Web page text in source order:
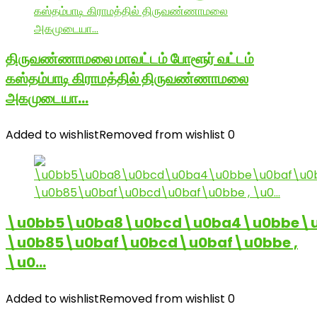
திருவண்ணாமலை மாவட்டம் போளூர் வட்டம்
கஸ்தம்பாடி கிராமத்தில் திருவண்ணாமலை
அகமுடையா…
Added to wishlistRemoved from wishlist 0
\u0b85\u0baf\u0bcd\u0baf\u0bbe ,
\u0…
Added to wishlistRemoved from wishlist 0